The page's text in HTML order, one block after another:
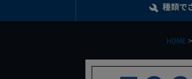
種類で
HOME